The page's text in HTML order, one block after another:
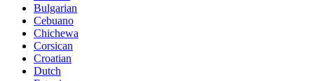
Bulgarian
Cebuano
Chichewa
Corsican
Croatian
Dutch